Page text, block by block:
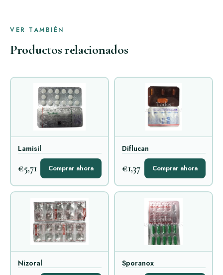
VER TAMBIÉN
Productos relacionados
Lamisil
€5,71 Comprar ahora
Diflucan
€1,37 Comprar ahora
Nizoral Sporanox